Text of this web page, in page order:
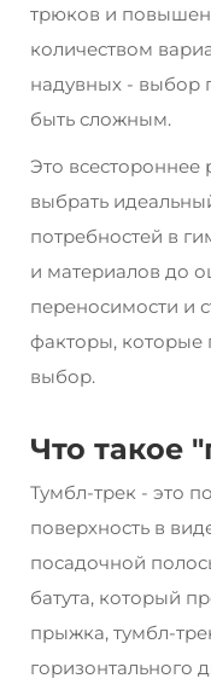
трюков и
количеством
надувных - выбор
быть сложным.
Это всестороннее
выбрать
потребностей в
и материалов до
переносимости и
факторы, которые
выбор.
Что такое
Тумбл-трек - это
поверхность в
посадочной
батута, который
прыжка, тумбл-
горизонтального